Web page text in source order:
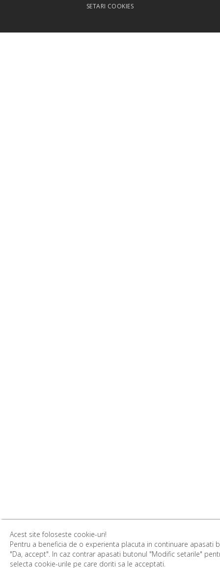
SETARI COOKIES
Acest site foloseste cookie-uri!
Pentru a beneficia de o experienta placuta in continuare apasati
"Da, accept". In caz contrar apasati butonul "Modific setarile"
selecta cookie-urile pe care doriti sa le acceptati.